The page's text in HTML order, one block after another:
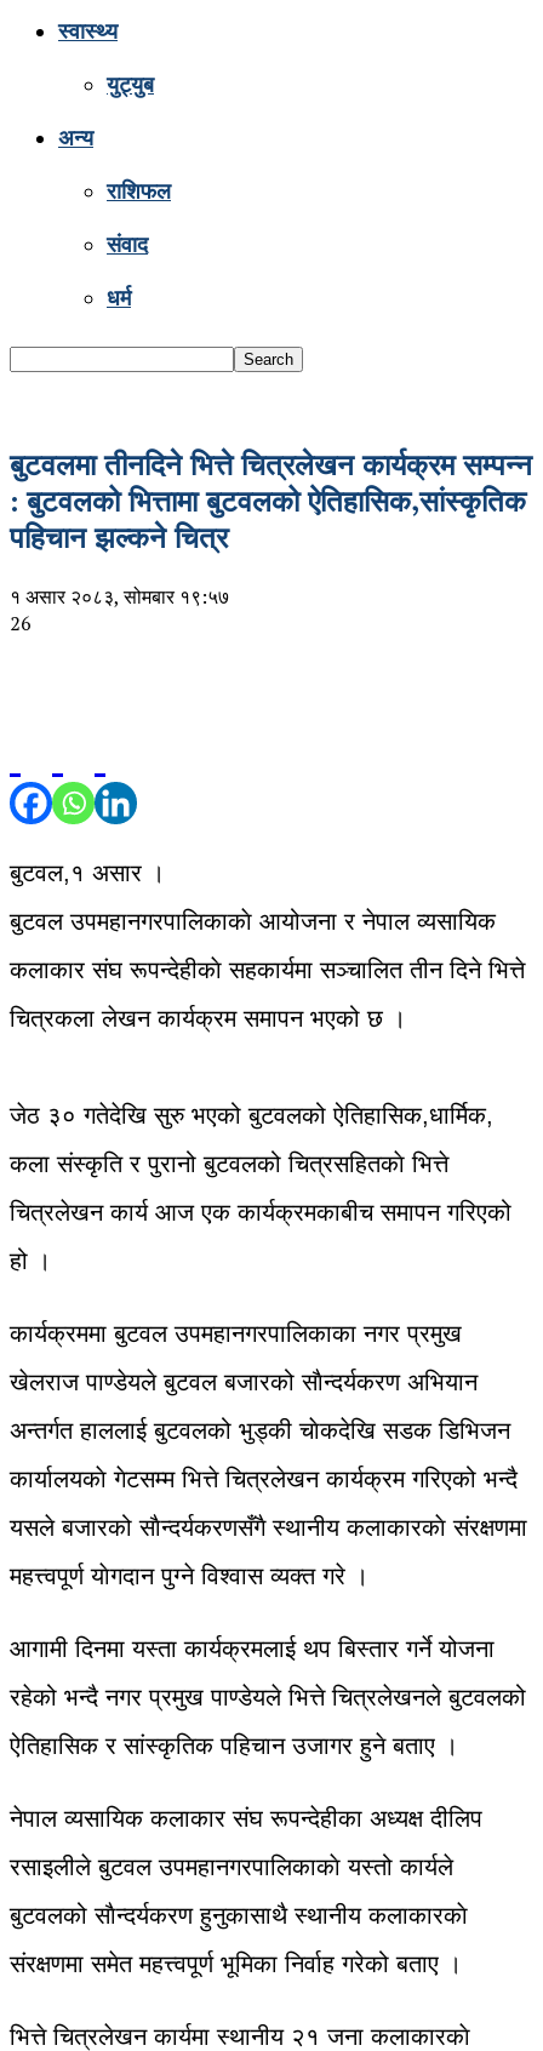
स्वास्थ्य
युट्युब
अन्य
राशिफल
संवाद
धर्म
बुटवलमा तीनदिने भित्ते चित्रलेखन कार्यक्रम सम्पन्न
: बुटवलको भित्तामा बुटवलको ऐतिहासिक,सांस्कृतिक
पहिचान झल्कने चित्र
१ असार २०८३, सोमबार १९:५७
26
बुटवल,१ असार ।
बुटवल उपमहानगरपालिकाकाे आयोजना र नेपाल व्यसायिक
कलाकार संघ रूपन्देहीकाे सहकार्यमा सञ्चालित तीन दिने भित्ते
चित्रकला लेखन कार्यक्रम समापन भएको छ ।
जेठ ३० गतेदेखि सुरु भएको बुटवलको ऐतिहासिक,धार्मिक,
कला संस्कृति र पुरानो बुटवलको चित्रसहितकाे भित्ते
चित्रलेखन कार्य आज एक कार्यक्रमकाबीच समापन गरिएको
हो ।
कार्यक्रममा बुटवल उपमहानगरपालिकाका नगर प्रमुख
खेलराज पाण्डेयले बुटवल बजारको साैन्दर्यकरण अभियान
अन्तर्गत हाललाई बुटवलको भुड्की चाेकदेखि सडक डिभिजन
कार्यालयकाे गेटसम्म भित्ते चित्रलेखन कार्यक्रम गरिएको भन्दै
यसले बजारको साैन्दर्यकरणसँगै स्थानीय कलाकारकाे संरक्षणमा
महत्त्वपूर्ण याेगदान पुग्ने विश्वास व्यक्त गरे ।
आगामी दिनमा यस्ता कार्यक्रमलाई थप बिस्तार गर्ने योजना
रहेको भन्दै नगर प्रमुख पाण्डेयले भित्ते चित्रलेखनले बुटवलको
ऐतिहासिक र सांस्कृतिक पहिचान उजागर हुने बताए ।
नेपाल व्यसायिक कलाकार संघ रूपन्देहीका अध्यक्ष दीलिप
रसाइलीले बुटवल उपमहानगरपालिकाकाे यस्तो कार्यले
बुटवलको साैन्दर्यकरण हुनुकासाथै स्थानीय कलाकारकाे
संरक्षणमा समेत महत्त्वपूर्ण भूमिका निर्वाह गरेको बताए ।
भित्ते चित्रलेखन कार्यमा स्थानीय २१ जना कलाकारकाे